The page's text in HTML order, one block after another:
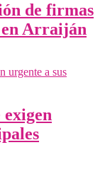
de firmas
en Arraiján
exigen